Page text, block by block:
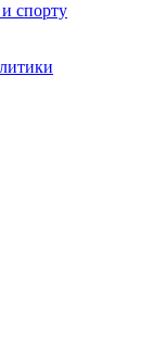
спорту